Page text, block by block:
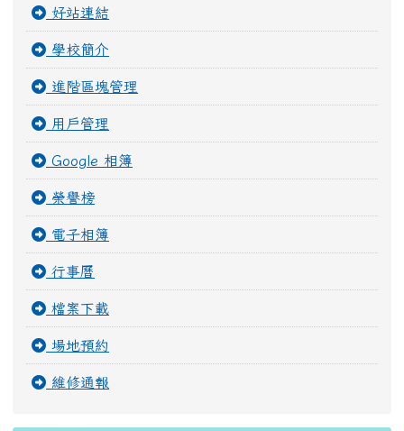
好站連結
學校簡介
進階區塊管理
用戶管理
Google 相簿
榮譽榜
電子相簿
行事曆
檔案下載
場地預約
維修通報